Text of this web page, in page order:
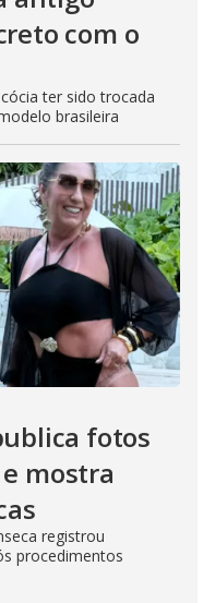
com o
ter sido trocada
brasileira
fotos
mostra
registrou
procedimentos